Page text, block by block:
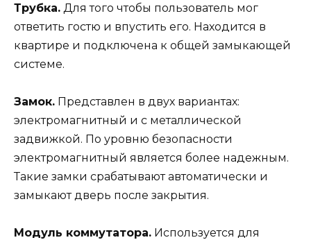
Трубка. Для того чтобы пользователь мог
ответить гостю и впустить его. Находится в
квартире и подключена к общей замыкающей
системе.
Замок. Представлен в двух вариантах:
электромагнитный и с металлической
задвижкой. По уровню безопасности
электромагнитный является более надежным.
Такие замки срабатывают автоматически и
замыкают дверь после закрытия.
Модуль коммутатора. Используется для